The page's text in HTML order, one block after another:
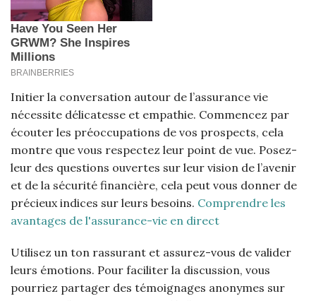
Initier la conversation autour de l’assurance vie
nécessite délicatesse et empathie. Commencez par
écouter les préoccupations de vos prospects, cela
montre que vous respectez leur point de vue. Posez-
leur des questions ouvertes sur leur vision de l’avenir
et de la sécurité financière, cela peut vous donner de
précieux indices sur leurs besoins. Comprendre les
avantages de l'assurance-vie en direct
Utilisez un ton rassurant et assurez-vous de valider
leurs émotions. Pour faciliter la discussion, vous
pourriez partager des témoignages anonymes sur